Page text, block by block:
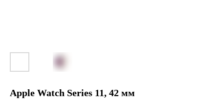
Apple Watch Series 11, 42 мм